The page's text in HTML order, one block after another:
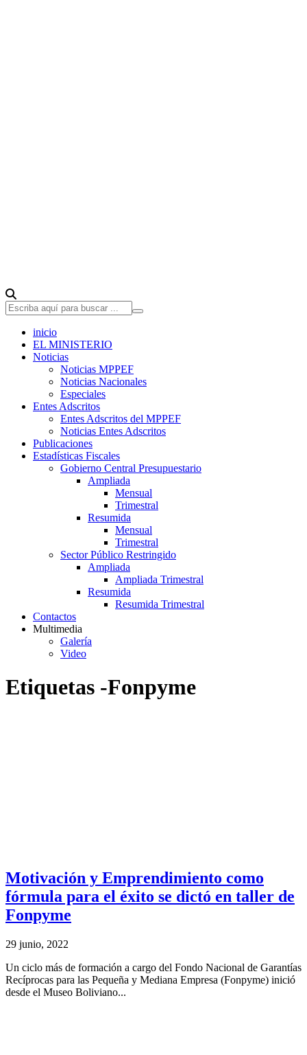
inicio
EL MINISTERIO
Noticias
Noticias MPPEF
Noticias Nacionales
Especiales
Entes Adscritos
Entes Adscritos del MPPEF
Noticias Entes Adscritos
Publicaciones
Estadísticas Fiscales
Gobierno Central Presupuestario
Ampliada
Mensual
Trimestral
Resumida
Mensual
Trimestral
Sector Público Restringido
Ampliada
Ampliada Trimestral
Resumida
Resumida Trimestral
Contactos
Multimedia
Galería
Video
Etiquetas -Fonpyme
Motivación y Emprendimiento como
fórmula para el éxito se dictó en taller de
Fonpyme
29 junio, 2022
Un ciclo más de formación a cargo del Fondo Nacional de Garantías
Recíprocas para las Pequeña y Mediana Empresa (Fonpyme) inició
desde el Museo Boliviano...